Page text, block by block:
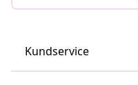
Kundservice